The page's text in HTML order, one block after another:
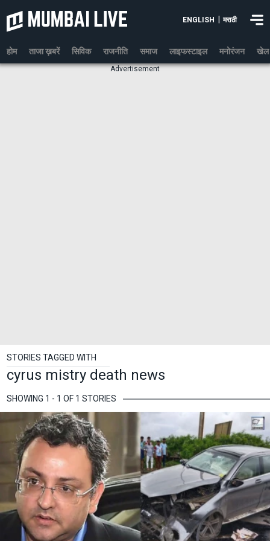
ENGLISH मराठी
होम ताजा ख़बरें सिविक राजनीति समाज लाइफस्टाइल मनोरंजन खेल
Advertisement
STORIES TAGGED WITH
cyrus mistry death news
SHOWING 1 - 1 OF 1 STORIES